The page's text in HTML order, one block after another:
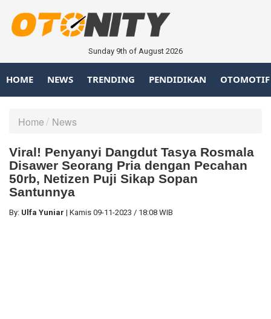
Sunday 9th of August 2026
HOME NEWS TRENDING PENDIDIKAN OTOMOTIF
Home News
Viral! Penyanyi Dangdut Tasya Rosmala
Disawer Seorang Pria dengan Pecahan
50rb, Netizen Puji Sikap Sopan
Santunnya
By: Ulfa Yuniar | Kamis 09-11-2023 / 18:08 WIB